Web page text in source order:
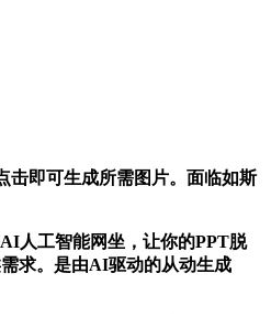
即可生成所需图片。面临如斯
人工智能网坐，让你的PPT脱
求。是由AI驱动的从动生成